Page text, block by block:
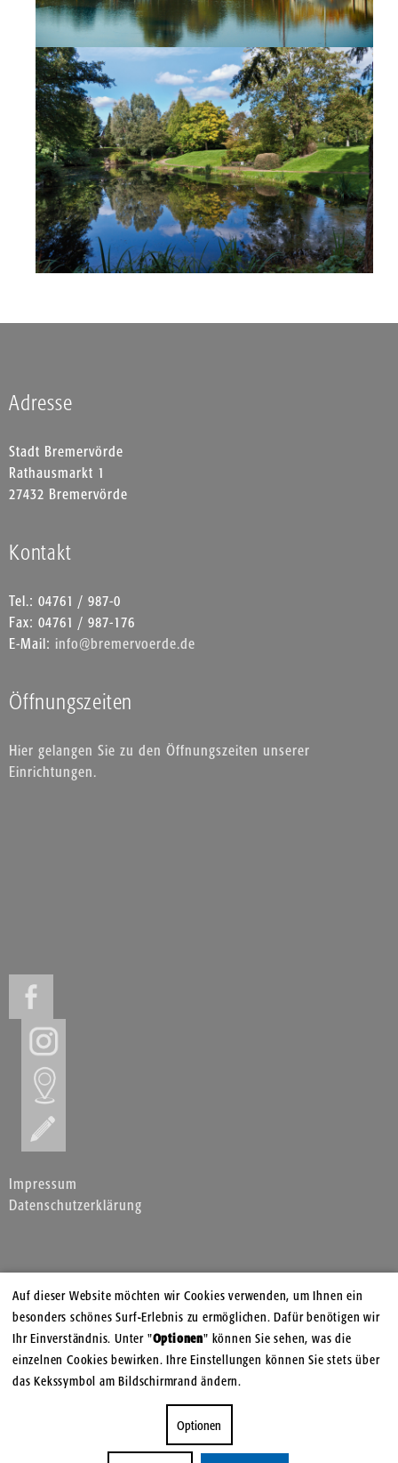
Adresse
Stadt Bremervörde
Rathausmarkt 1
27432 Bremervörde
Kontakt
Tel.: 04761 / 987-0
Fax: 04761 / 987-176
E-Mail: info@bremervoerde.de
Öffnungszeiten
Hier gelangen Sie zu den Öffnungszeiten unserer
Einrichtungen.
Impressum
Datenschutzerklärung
Auf dieser Website möchten wir Cookies verwenden, um Ihnen ein
besonders schönes Surf-Erlebnis zu ermöglichen. Dafür benötigen wir
Ihr Einverständnis. Unter "Optionen" können Sie sehen, was die
einzelnen Cookies bewirken. Ihre Einstellungen können Sie stets über
das Kekssymbol am Bildschirmrand ändern.
Optionen